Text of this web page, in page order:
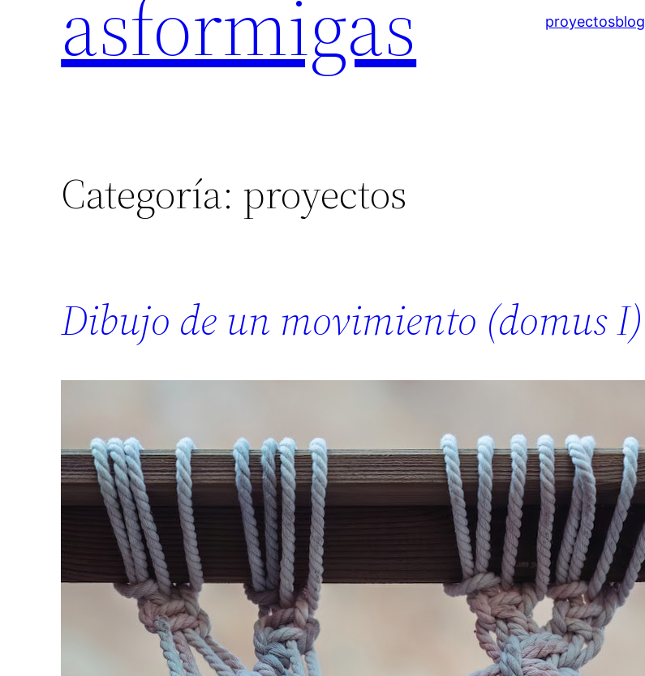
asformigas proyectosblog
Categoría: proyectos
Dibujo de un movimiento (domus I)